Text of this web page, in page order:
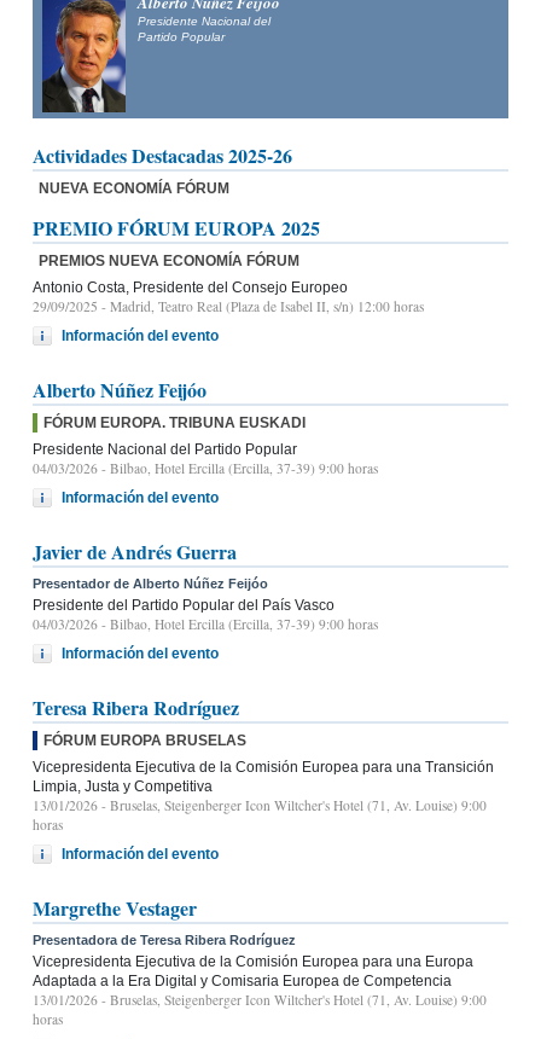
Presidente Nacional del
Partido Popular
Actividades Destacadas 2025-26
NUEVA ECONOMÍA FÓRUM
PREMIO FÓRUM EUROPA 2025
PREMIOS NUEVA ECONOMÍA FÓRUM
Antonio Costa, Presidente del Consejo Europeo
29/09/2025 - Madrid, Teatro Real (Plaza de Isabel II, s/n) 12:00 horas
Información del evento
Alberto Núñez Feijóo
FÓRUM EUROPA. TRIBUNA EUSKADI
Presidente Nacional del Partido Popular
04/03/2026 - Bilbao, Hotel Ercilla (Ercilla, 37-39) 9:00 horas
Información del evento
Javier de Andrés Guerra
Presentador de Alberto Núñez Feijóo
Presidente del Partido Popular del País Vasco
04/03/2026 - Bilbao, Hotel Ercilla (Ercilla, 37-39) 9:00 horas
Información del evento
Teresa Ribera Rodríguez
FÓRUM EUROPA BRUSELAS
Vicepresidenta Ejecutiva de la Comisión Europea para una Transición
Limpia, Justa y Competitiva
13/01/2026 - Bruselas, Steigenberger Icon Wiltcher's Hotel (71, Av. Louise) 9:00
horas
Información del evento
Margrethe Vestager
Presentadora de Teresa Ribera Rodríguez
Vicepresidenta Ejecutiva de la Comisión Europea para una Europa
Adaptada a la Era Digital y Comisaria Europea de Competencia
13/01/2026 - Bruselas, Steigenberger Icon Wiltcher's Hotel (71, Av. Louise) 9:00
horas